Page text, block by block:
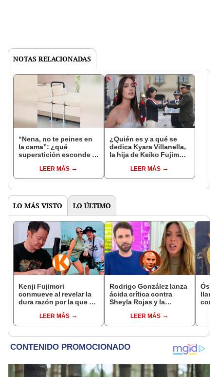
NOTAS RELACIONADAS
“Nena, no te peines en
la cama”: ¿qué
superstición esconde la
Enanitos Verdes?
LEER MÁS
¿Quién es y a qué se
dedica Kyara Villanella,
la hija de Keiko Fujimori
nivel nacional?
LEER MÁS
LO MÁS VISTO LO ÚLTIMO
Kenji Fujimori
conmueve al revelar la
dura razón por la que no
esposa Erika Muñóz: "El
proceso judicial"
LEER MÁS
Rodrigo González lanza
ácida crítica contra
Sheyla Rojas y la
relación con su hijo: "Te
has dedicado a buscar
LEER MÁS